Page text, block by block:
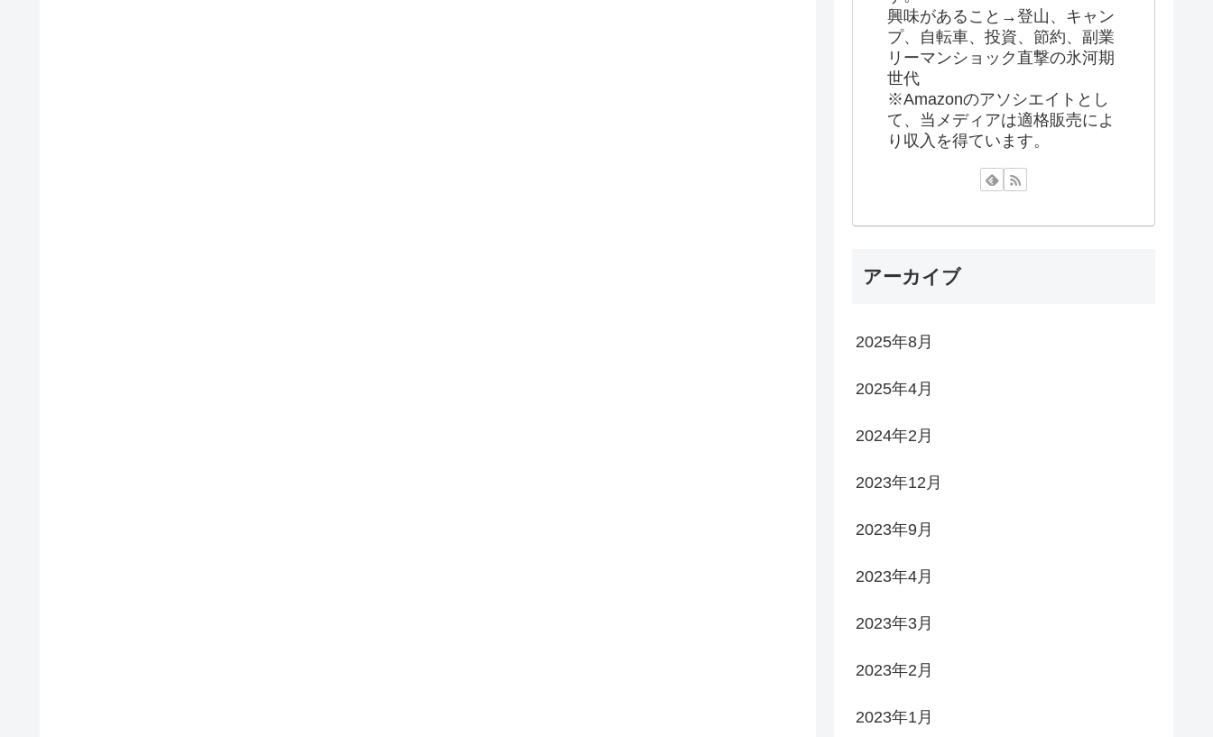
興味があること→登山、キャン
プ、自転車、投資、節約、副業
リーマンショック直撃の氷河期
世代
※Amazonのアソシエイトとし
て、当メディアは適格販売によ
り収入を得ています。
アーカイブ
2025年8月
2025年4月
2024年2月
2023年12月
2023年9月
2023年4月
2023年3月
2023年2月
2023年1月